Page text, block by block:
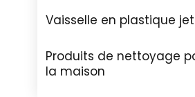
Vaisselle en plastique
Produits de nettoyage
la maison